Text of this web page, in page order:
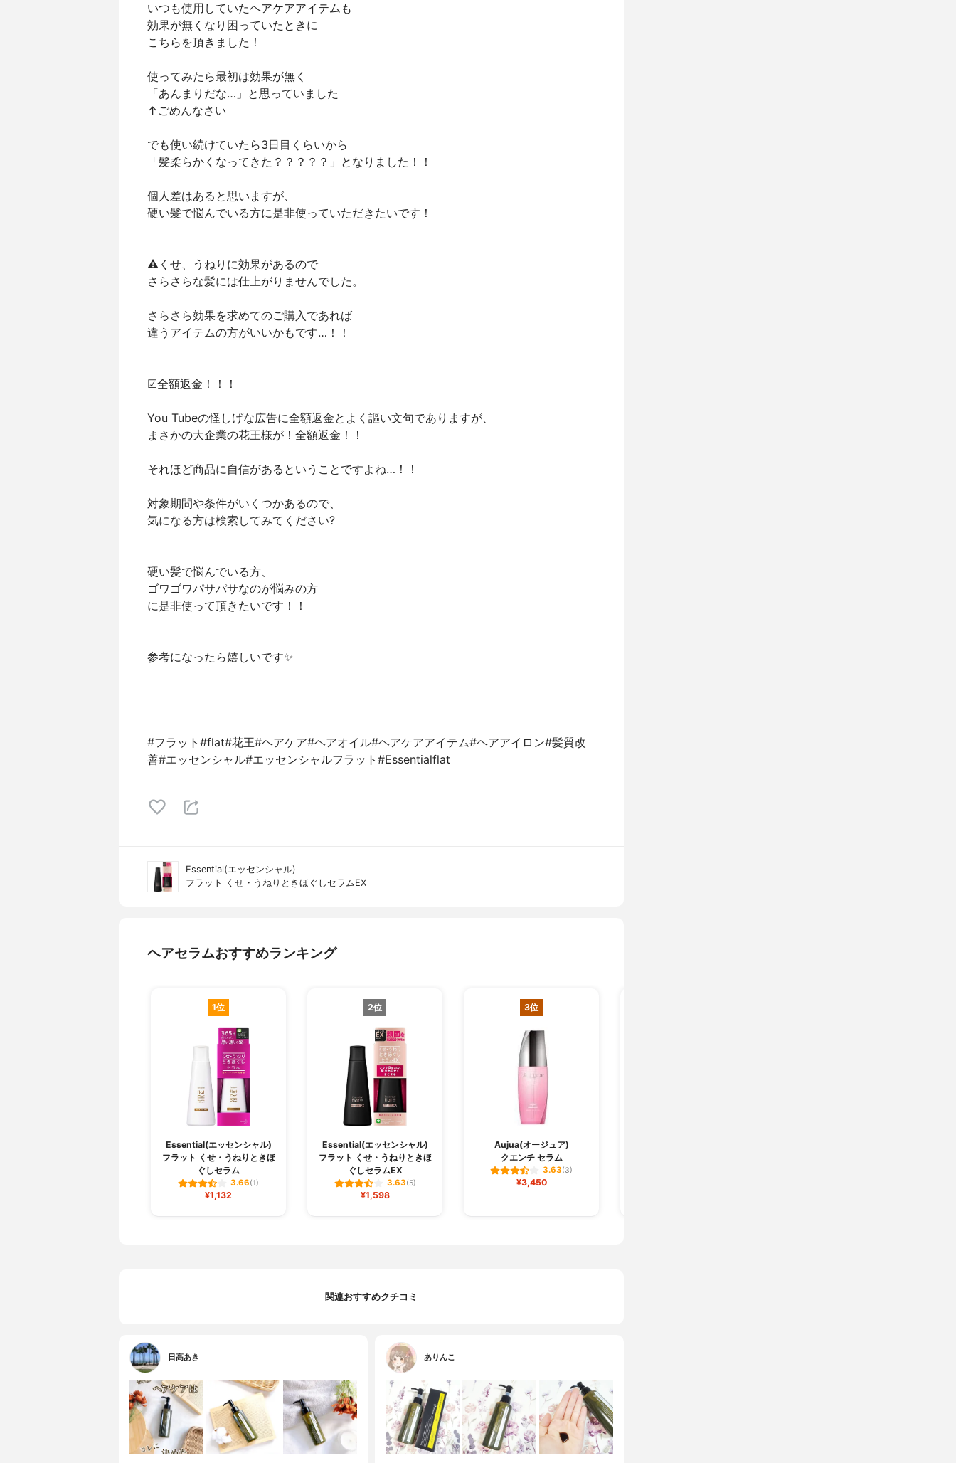
いつも使用していたヘアケアアイテムも
効果が無くなり困っていたときに
こちらを頂きました！
使ってみたら最初は効果が無く
「あんまりだな…」と思っていました
↑ごめんなさい
でも使い続けていたら3日目くらいから
「髪柔らかくなってきた？？？？？」となりました！！
個人差はあると思いますが、
硬い髪で悩んでいる方に是非使っていただきたいです！
⚠くせ、うねりに効果があるので
さらさらな髪には仕上がりませんでした。
さらさら効果を求めてのご購入であれば
違うアイテムの方がいいかもです…！！
☑全額返金！！！
You Tubeの怪しげな広告に全額返金とよく謳い文句でありますが、
まさかの大企業の花王様が！全額返金！！
それほど商品に自信があるということですよね…！！
対象期間や条件がいくつかあるので、
気になる方は検索してみてください?
硬い髪で悩んでいる方、
ゴワゴワパサパサなのが悩みの方
に是非使って頂きたいです！！
参考になったら嬉しいです✨
#フラット#flat#花王#ヘアケア#ヘアオイル#ヘアケアアイテム#ヘアアイロン#髪質改
善#エッセンシャル#エッセンシャルフラット#Essentialflat
Essential(エッセンシャル)
フラット くせ・うねりときほぐしセラムEX
ヘアセラムおすすめランキング
1位
Essential(エッセンシャル)
フラット くせ・うねりときほ
ぐしセラム
3.66(1)
¥1,132
2位
Essential(エッセンシャル)
フラット くせ・うねりときほ
ぐしセラムEX
3.63(5)
¥1,598
3位
Aujua(オージュア)
クエンチ セラム
3.63(3)
¥3,450
関連おすすめクチコミ
日高あき ありんこ